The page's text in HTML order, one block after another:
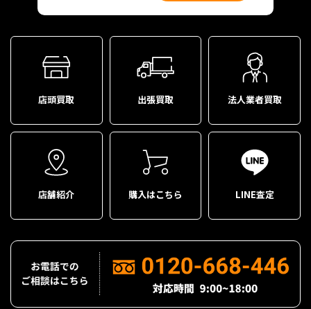
店頭買取 出張買取 法人業者買取
店舗紹介 購入はこちら LINE査定